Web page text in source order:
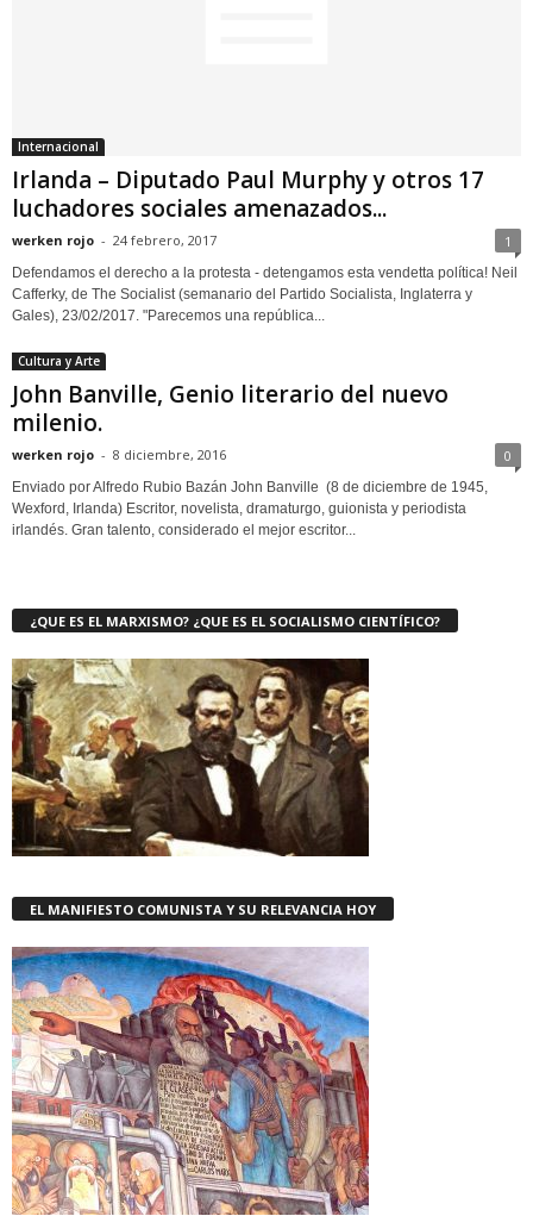
Internacional
Irlanda – Diputado Paul Murphy y otros 17
luchadores sociales amenazados...
werken rojo - 24 febrero, 2017 1
Defendamos el derecho a la protesta - detengamos esta vendetta política! Neil
Cafferky, de The Socialist (semanario del Partido Socialista, Inglaterra y
Gales), 23/02/2017. "Parecemos una república...
Cultura y Arte
John Banville, Genio literario del nuevo
milenio.
werken rojo - 8 diciembre, 2016 0
Enviado por Alfredo Rubio Bazán John Banville (8 de diciembre de 1945,
Wexford, Irlanda) Escritor, novelista, dramaturgo, guionista y periodista
irlandés. Gran talento, considerado el mejor escritor...
¿QUE ES EL MARXISMO? ¿QUE ES EL SOCIALISMO CIENTÍFICO?
EL MANIFIESTO COMUNISTA Y SU RELEVANCIA HOY